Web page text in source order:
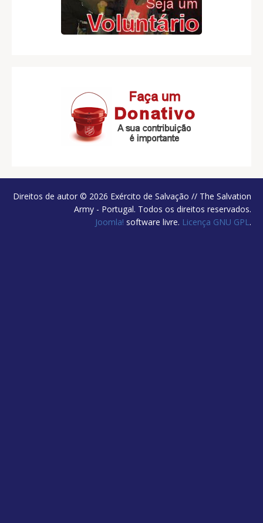
Direitos de autor © 2026 Exército de Salvação // The Salvation
Army - Portugal. Todos os direitos reservados.
Joomla! software livre. Licença GNU GPL.